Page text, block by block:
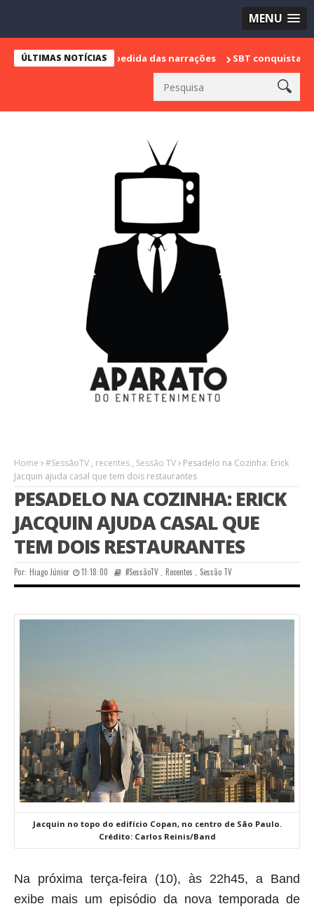
MENU
ÚLTIMAS NOTÍCIAS
sua despedida das narrações SBT conquista a vice
Home #SessãoTV , recentes , Sessão TV
Pesadelo na Cozinha: Erick
Jacquin ajuda casal que tem dois restaurantes
PESADELO NA COZINHA: ERICK
JACQUIN AJUDA CASAL QUE
TEM DOIS RESTAURANTES
Por: Hiago Júnior 11:18:00 #SessãoTV ,Recentes Sessão TV
Jacquin no topo do edifício Copan, no centro de São Paulo.
Crédito: Carlos Reinis/Band
Na próxima terça-feira (10), às 22h45, a Band
exibe mais um episódio da nova temporada de